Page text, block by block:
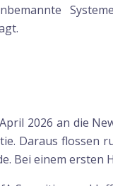
April 2026 an die
Daraus flossen
Bei einem